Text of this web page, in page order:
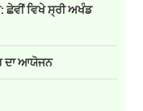
ਛੇਵੀਂ ਵਿਖੇ ਸ੍ਰੀ ਅਖੰਡ
ਦਾ ਆਯੋਜਨ